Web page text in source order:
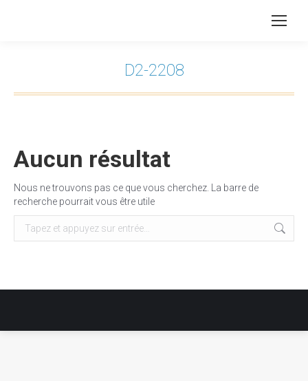
D2-2208
Aucun résultat
Nous ne trouvons pas ce que vous cherchez. La barre de
recherche pourrait vous être utile
Recherche